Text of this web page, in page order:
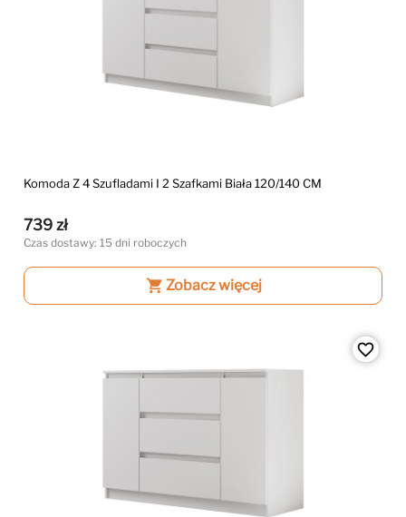
Komoda Z 4 Szufladami I 2 Szafkami Biała 120/140 CM
739 zł
Czas dostawy: 15 dni roboczych
shopping_cart Zobacz więcej
favorite_border